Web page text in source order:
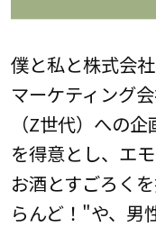
僕と私と株式会
マーケティング
（Z世代）への
を得意とし、エ
お酒とすごろく
らんど！"や、男